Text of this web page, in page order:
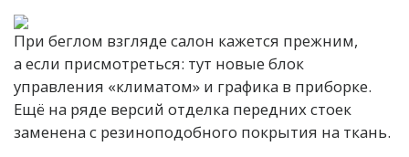
При беглом взгляде салон кажется прежним,
а если присмотреться: тут новые блок
управления «климатом» и графика в приборке.
Ещё на ряде версий отделка передних стоек
заменена с резиноподобного покрытия на ткань.